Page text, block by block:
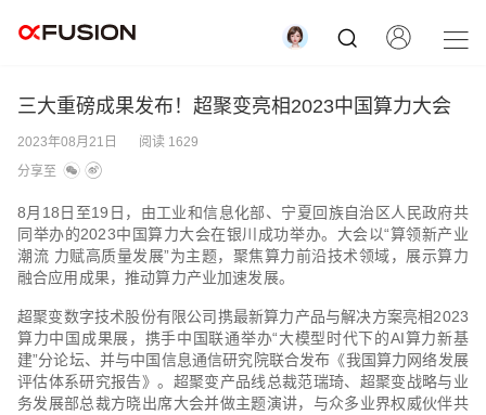
三大重磅成果发布！超聚变亮相2023中国算力大会
2023年08月21日
阅读 1629
分享至
8月18日至19日，由工业和信息化部、宁夏回族自治区人民政府共
同举办的2023中国算力大会在银川成功举办。大会以“算领新产业
潮流 力赋高质量发展”为主题，聚焦算力前沿技术领域，展示算力
融合应用成果，推动算力产业加速发展。
超聚变数字技术股份有限公司携最新算力产品与解决方案亮相2023
算力中国成果展，携手中国联通举办“大模型时代下的AI算力新基
建”分论坛、并与中国信息通信研究院联合发布《我国算力网络发展
评估体系研究报告》。超聚变产品线总裁范瑞琦、超聚变战略与业
务发展部总裁方晓出席大会并做主题演讲，与众多业界权威伙伴共